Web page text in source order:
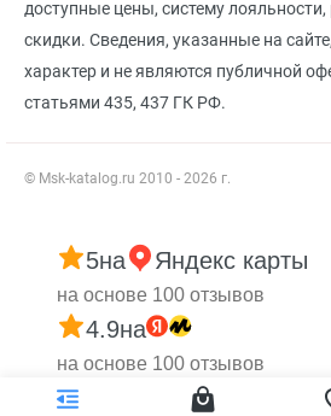
доступные цены, систему
скидки. Сведения, указанные на
характер и не являются публичной
статьями 435, 437 ГК РФ.
© Msk-katalog.ru 2010 - 2026 г.
5на Яндекс карты
на основе 100 отзывов
4.9на
на основе 100 отзывов